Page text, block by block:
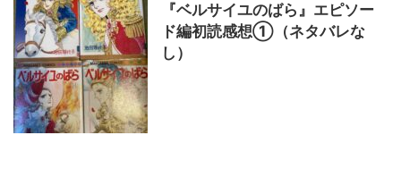
『ベルサイユのばら』エピソー
ド編初読感想①（ネタバレな
し）